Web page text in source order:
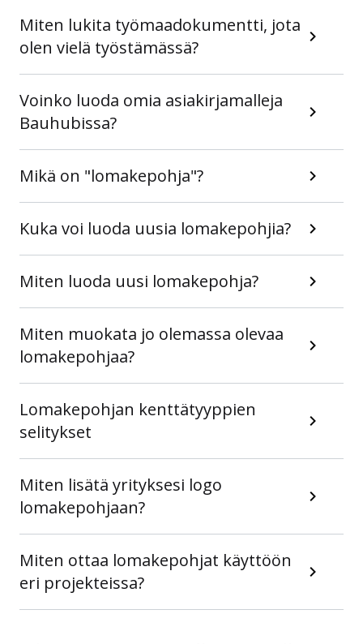
Miten lukita työmaadokumentti, jota
olen vielä työstämässä?
Voinko luoda omia asiakirjamalleja
Bauhubissa?
Mikä on "lomakepohja"?
Kuka voi luoda uusia lomakepohjia?
Miten luoda uusi lomakepohja?
Miten muokata jo olemassa olevaa
lomakepohjaa?
Lomakepohjan kenttätyyppien
selitykset
Miten lisätä yrityksesi logo
lomakepohjaan?
Miten ottaa lomakepohjat käyttöön
eri projekteissa?